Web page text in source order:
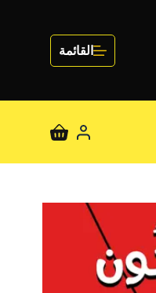
القائمة
عربة